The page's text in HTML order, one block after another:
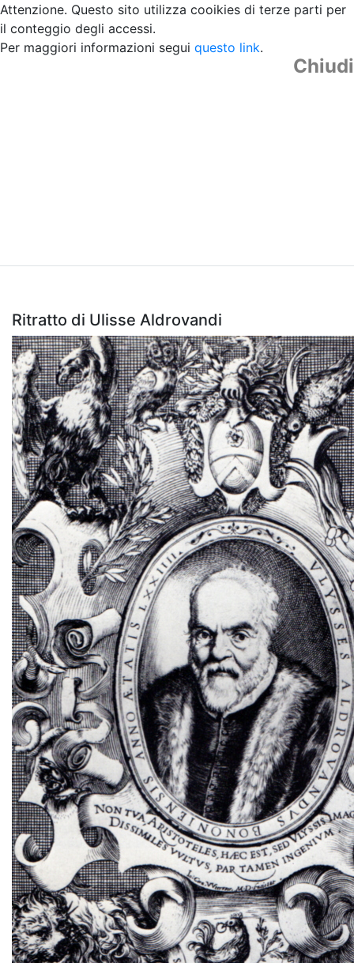
Attenzione. Questo sito utilizza cooikies di terze parti per
il conteggio degli accessi.
Per maggiori informazioni segui questo link.
Chiudi
Ritratto di Ulisse Aldrovandi